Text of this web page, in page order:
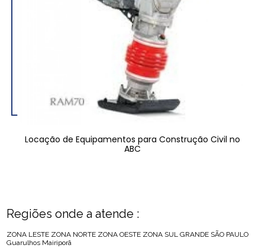
Locação de Equipamentos para Construção Civil no
ABC
Regiões onde a atende :
ZONA LESTE ZONA NORTE ZONA OESTE ZONA SUL GRANDE SÃO PAULO
Guarulhos Mairiporã